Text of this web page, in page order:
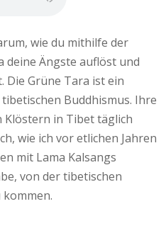
wie du mithilfe der
deine Ängste auflöst und
Die Grüne Tara ist ein
Buddhismus. Ihre
in Tibet täglich
wie ich vor etlichen Jahren
mit Lama Kalsangs
von der tibetischen